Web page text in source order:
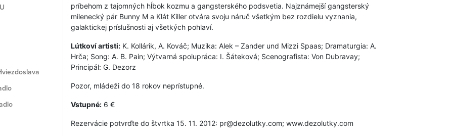
príbehom z tajomných hĺbok kozmu a gangsterského podsvetia. Najznámejší gangsterský
milenecký pár Bunny M a Klát Killer otvára svoju náruč všetkým bez rozdielu vyznania,
galaktickej príslušnosti aj všetkých pohlaví.
Lútkoví artisti: K. Kollárik, A. Kováč; Muzika: Alek – Zander und Mizzi Spaas; Dramaturgia: A.
Hrča; Song: A. B. Pain; Výtvarná spolupráca: I. Šáteková; Scenografista: Von Dubravay;
Principál: G. Dezorz
Pozor, mládeži do 18 rokov neprístupné.
Vstupné: 6 €
Rezervácie potvrďte do štvrtka 15. 11. 2012: pr@dezolutky.com; www.dezolutky.com